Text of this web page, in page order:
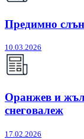
Предимно
10.03.2026
Оранжев и
снеговалеж
17.02.2026